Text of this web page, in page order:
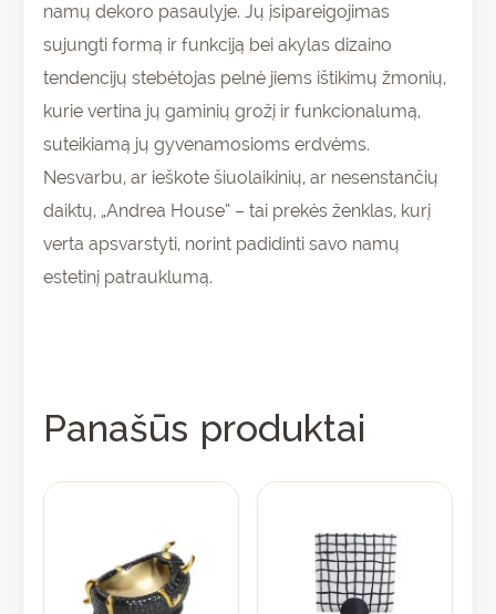
namų dekoro pasaulyje. Jų įsipareigojimas
sujungti formą ir funkciją bei akylas dizaino
tendencijų stebėtojas pelnė jiems ištikimų žmonių,
kurie vertina jų gaminių grožį ir funkcionalumą,
suteikiamą jų gyvenamosioms erdvėms.
Nesvarbu, ar ieškote šiuolaikinių, ar nesenstančių
daiktų, „Andrea House” – tai prekės ženklas, kurį
verta apsvarstyti, norint padidinti savo namų
estetinį patrauklumą.
Panašūs produktai